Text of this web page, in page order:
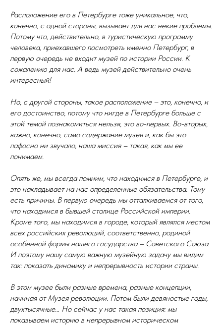
Расположение его в Петербурге тоже уникальное, что,
конечно, с одной стороны, вызывает для нас некие проблемы.
Потому что, действительно, в туристическую программу
человека, приехавшего посмотреть именно Петербург, в
первую очередь не входит музей по истории России. К
сожалению для нас. А ведь музей действительно очень
интересный!
Но, с другой стороны, такое расположение – это, конечно, и
его достоинство, потому что нигде в Петербурге больше с
этой темой познакомиться нельзя, это во-первых. Во-вторых,
важно, конечно, само содержание музея и, как бы это
пафосно ни звучало, наша миссия – такая, как мы ее
понимаем.
Опять же, мы всегда помним, что находимся в Петербурге, и
это накладывает на нас определенные обязательства. Тому
есть причины. В первую очередь мы отталкиваемся от того,
что находимся в бывшей столице Российской империи.
Кроме того, мы находимся в городе, который являлся местом
всех российских революций, соответственно, родиной
особенной формы нашего государства – Советского Союза.
И поэтому нашу самую важную музейную задачу мы видим
так: показать динамику и непрерывность истории страны.
В этом музее были разные времена, разные концепции,
начиная от Музея революции. Потом были девяностые годы,
двухтысячные… Но сейчас у нас такая позиция: мы
показываем историю в непрерывном историческом